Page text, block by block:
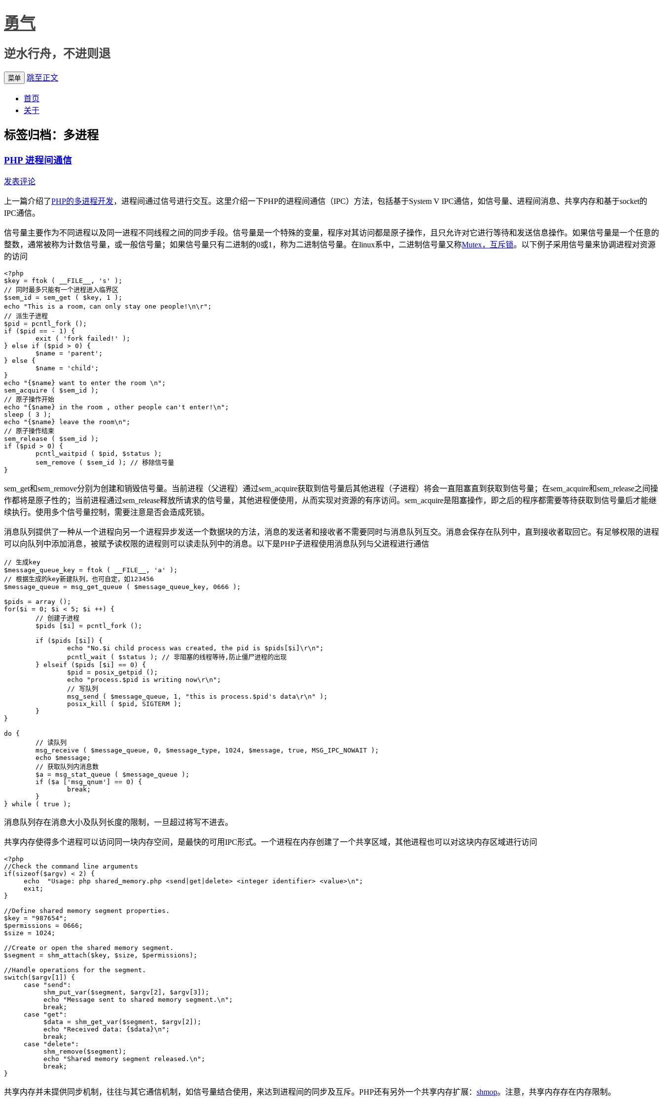
勇气
逆水行舟，不进则退
菜单 跳至正文
首页
关于
标签归档： 多进程
PHP 进程间通信
发表评论
上一篇介绍了PHP的多进程开发，进程间通过信号进行交互。这里介绍一下PHP的进程间通信（IPC）方法，包括基于System V IPC通信，如信号量、进程间消息、共享内存和基于socket的
IPC通信。
信号量主要作为不同进程以及同一进程不同线程之间的同步手段。信号量是一个特殊的变量，程序对其访问都是原子操作，且只允许对它进行等待和发送信息操作。如果信号量是一个任意的
整数，通常被称为计数信号量，或一般信号量；如果信号量只有二进制的0或1，称为二进制信号量。在linux系中，二进制信号量又称Mutex，互斥锁。以下例子采用信号量来协调进程对资源
的访问
<?php
$key = ftok ( __FILE__, 's' );
// 同时最多只能有一个进程进入临界区
$sem_id = sem_get ( $key, 1 );
echo "This is a room，can only stay one people!\n\r";
// 派生子进程
$pid = pcntl_fork ();
if ($pid == - 1) {
} else if ($pid > 0) {
} else {
}
echo "{$name} want to enter the room \n";
sem_acquire ( $sem_id );
// 原子操作开始
echo "{$name} in the room , other people can't enter!\n";
sleep ( 3 );
echo "{$name} leave the room\n";
// 原子操作结束
sem_release ( $sem_id );
if ($pid > 0) {
sem_get和sem_remove分别为创建和销毁信号量。当前进程（父进程）通过sem_acquire获取到信号量后其他进程（子进程）将会一直阻塞直到获取到信号量；在sem_acquire和sem_release之间操
作都将是原子性的；当前进程通过sem_release释放所请求的信号量，其他进程便使用，从而实现对资源的有序访问。sem_acquire是阻塞操作，即之后的程序都需要等待获取到信号量后才能继
续执行。使用多个信号量控制，需要注意是否会造成死锁。
消息队列提供了一种从一个进程向另一个进程异步发送一个数据块的方法，消息的发送者和接收者不需要同时与消息队列互交。消息会保存在队列中，直到接收者取回它。有足够权限的进程
可以向队列中添加消息，被赋予读权限的进程则可以读走队列中的消息。以下是PHP子进程使用消息队列与父进程进行通信
// 生成key
$message_queue_key = ftok ( __FILE__, 'a' );
// 根据生成的key新建队列，也可自定，如123456
$message_queue = msg_get_queue ( $message_queue_key, 0666 );
$pids = array ();
for($i = 0; $i < 5; $i ++) {
}
do {
消息队列存在消息大小及队列长度的限制，一旦超过将写不进去。
共享内存使得多个进程可以访问同一块内存空间，是最快的可用IPC形式。一个进程在内存创建了一个共享区域，其他进程也可以对这块内存区域进行访问
<?php
//Check the command line arguments
if(sizeof($argv) < 2) {
     echo  "Usage: php shared_memory.php <send|get|delete> <integer identifier> <value>\n";
     exit;
}
//Define shared memory segment properties.
$key = "987654";
$permissions = 0666;
$size = 1024;
//Create or open the shared memory segment.
$segment = shm_attach($key, $size, $permissions);
//Handle operations for the segment.
switch($argv[1]) {
     case "send":
          shm_put_var($segment, $argv[2], $argv[3]);
          echo "Message sent to shared memory segment.\n";
          break;
     case "get":
          $data = shm_get_var($segment, $argv[2]);
          echo "Received data: {$data}\n";
          break;
     case "delete":
          shm_remove($segment);
          echo "Shared memory segment released.\n";
          break;
共享内存并未提供同步机制，往往与其它通信机制，如信号量结合使用，来达到进程间的同步及互斥。PHP还有另外一个共享内存扩展： shmop。注意，共享内存存在内存限制。